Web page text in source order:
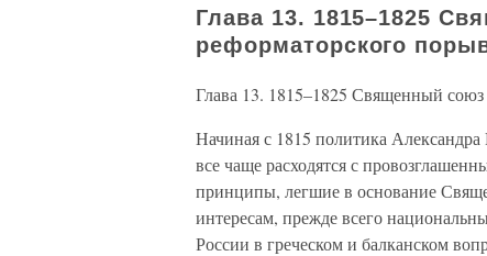
Глава 13. 1815–1825
реформаторского
Глава 13. 1815–1825 Священный
Начиная с 1815 политика Александра
все чаще расходятся с
принципы, легшие в основание
интересам, прежде всего
России в греческом и балканском